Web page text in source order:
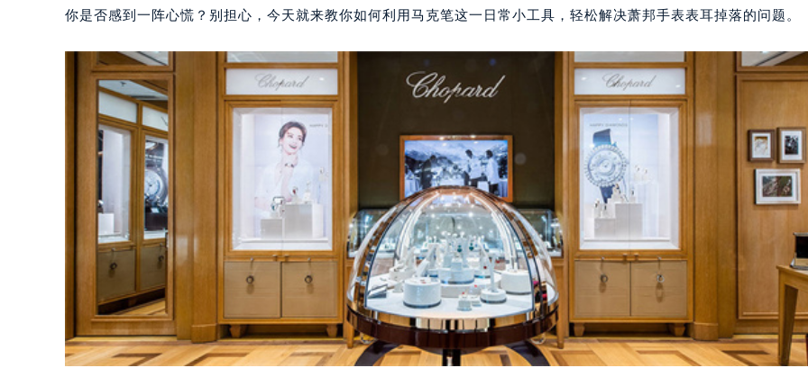
你是否感到一阵心慌？别担心，今天就来教你如何利用马克笔这一日常小工具，轻松解决萧邦手表表耳掉落的问题。